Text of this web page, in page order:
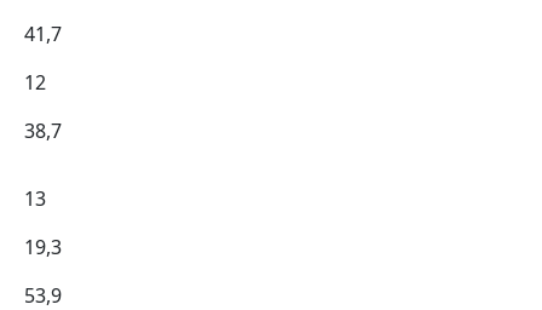
41,7
12
38,7
13
19,3
53,9